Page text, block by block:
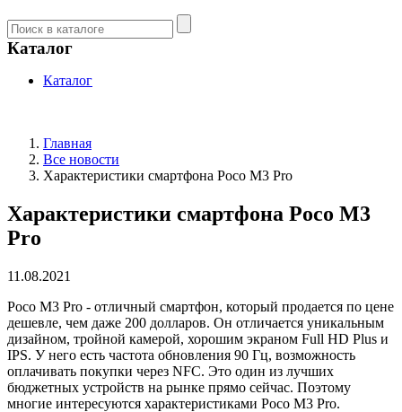
Каталог
Каталог
Главная
Все новости
Характеристики смартфона Poco M3 Pro
Характеристики смартфона Poco M3
Pro
11.08.2021
Poco M3 Pro - отличный смартфон, который продается по цене
дешевле, чем даже 200 долларов. Он отличается уникальным
дизайном, тройной камерой, хорошим экраном Full HD Plus и
IPS. У него есть частота обновления 90 Гц, возможность
оплачивать покупки через NFC. Это один из лучших
бюджетных устройств на рынке прямо сейчас. Поэтому
многие интересуются характеристиками Poco M3 Pro.